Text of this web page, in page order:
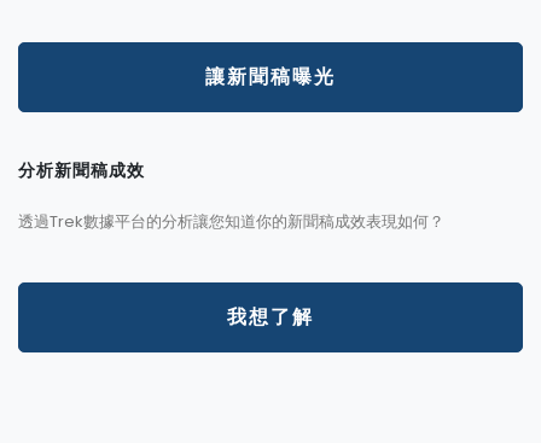
讓新聞稿曝光
分析新聞稿成效
透過Trek數據平台的分析讓您知道你的新聞稿成效表現如何？
我想了解